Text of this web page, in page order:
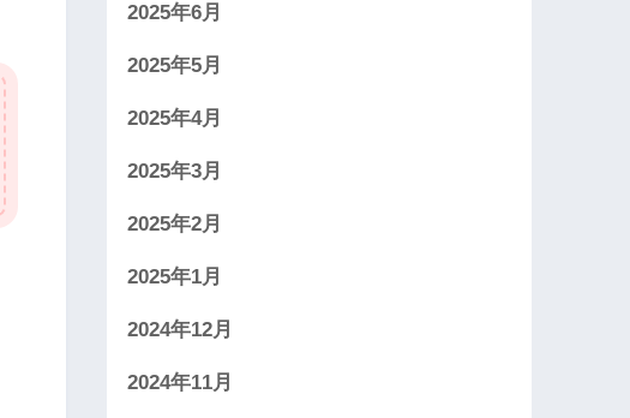
2025年6月
2025年5月
2025年4月
2025年3月
2025年2月
2025年1月
2024年12月
2024年11月